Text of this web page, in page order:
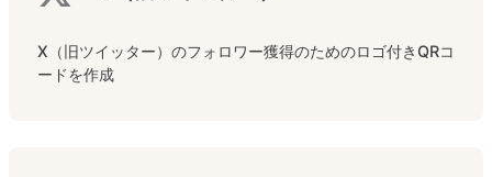
X（旧ツイッター）のフォロワー獲得のためのロゴ付きQRコ
ードを作成